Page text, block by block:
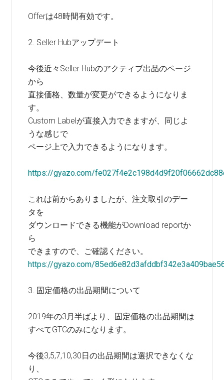
Offerは48時間有効です。
2. Seller Hubアップデート
今後近々Seller Hubのアクティブ出品のページ
から
直接価格、数量が変更ができるようになりま
す。
Custom Labelが直接入力できますが、同じよ
うな感じで
ページ上で入力できるようになります。
https://gyazo.com/
これは前からありましたが、注文取引のデー
タを
ダウンロードできる機能がDownload reportか
ら
できますので、ご確認ください。
https://gyazo.com/
3. 固定価格の出品期間について
2019年の3月半ばより、固定価格の出品期間は
すべてGTCのみになります。
今後3,5,7,10,30日の出品期間は選択できなくな
り、